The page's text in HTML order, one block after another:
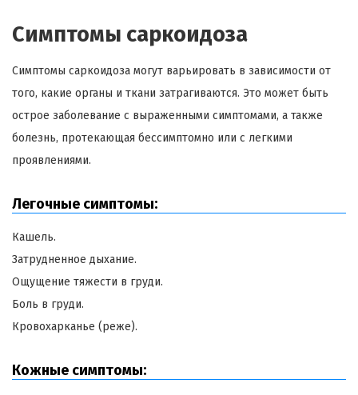
Симптомы саркоидоза
Симптомы саркоидоза могут варьировать в зависимости от
того, какие органы и ткани затрагиваются. Это может быть
острое заболевание с выраженными симптомами, а также
болезнь, протекающая бессимптомно или с легкими
проявлениями.
Легочные симптомы:
Кашель.
Затрудненное дыхание.
Ощущение тяжести в груди.
Боль в груди.
Кровохарканье (реже).
Кожные симптомы: